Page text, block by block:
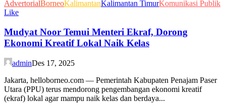
AdvertorialBorneoKalimantanKalimantan TimurKomunikasi Publik
Like
Mudyat Noor Temui Menteri Ekraf, Dorong
Ekonomi Kreatif Lokal Naik Kelas
adminDes 17, 2025
Jakarta, helloborneo.com — Pemerintah Kabupaten Penajam Paser
Utara (PPU) terus mendorong pengembangan ekonomi kreatif
(ekraf) lokal agar mampu naik kelas dan berdaya...